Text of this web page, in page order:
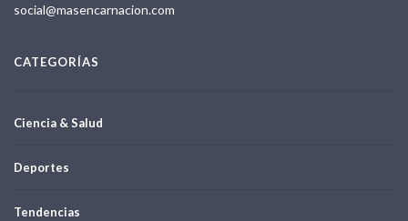
social@masencarnacion.com
CATEGORÍAS
Ciencia & Salud
Deportes
Tendencias